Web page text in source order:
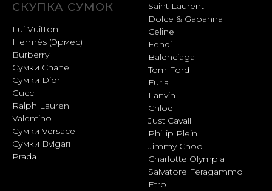
СКУПКА СУМОК
Lui Vuitton
Hermès (Эрмес)
Burberry
Сумки Chanel
Сумки Dior
Gucci
Ralph Lauren
Valentino
Сумки Versace
Сумки Bvlgari
Prada
Saint Laurent
Dolce & Gabanna
Celine
Fendi
Balenciaga
Tom Ford
Furla
Lanvin
Chloe
Just Cavalli
Phillip Plein
Jimmy Choo
Charlotte Olympia
Salvatore Feragammo
Etro